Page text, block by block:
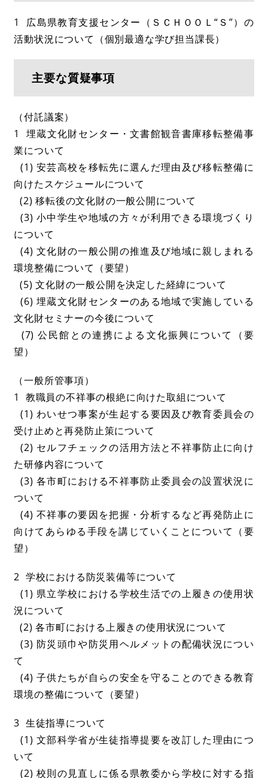
1 広島県教育支援センター（ＳＣＨＯＯＬ“Ｓ”）の
活動状況について（個別最適な学び担当課長）
主要な質疑事項
（付託議案）
1 埋蔵文化財センター・文書館観音書庫移転整備事
業について
(1) 安芸高校を移転先に選んだ理由及び移転整備に
向けたスケジュールについて
(2) 移転後の文化財の一般公開について
(3) 小中学生や地域の方々が利用できる環境づくり
について
(4) 文化財の一般公開の推進及び地域に親しまれる
環境整備について（要望）
(5) 文化財の一般公開を決定した経緯について
(6) 埋蔵文化財センターのある地域で実施している
文化財セミナーの今後について
(7) 公民館との連携による文化振興について（要
望）
（一般所管事項）
1 教職員の不祥事の根絶に向けた取組について
(1) わいせつ事案が生起する要因及び教育委員会の
受け止めと再発防止策について
(2) セルフチェックの活用方法と不祥事防止に向け
た研修内容について
(3) 各市町における不祥事防止委員会の設置状況に
ついて
(4) 不祥事の要因を把握・分析するなど再発防止に
向けてあらゆる手段を講じていくことについて（要
望）
2 学校における防災装備等について
(1) 県立学校における学校生活での上履きの使用状
況について
(2) 各市町における上履きの使用状況について
(3) 防災頭巾や防災用ヘルメットの配備状況につい
て
(4) 子供たちが自らの安全を守ることのできる教育
環境の整備について（要望）
3 生徒指導について
(1) 文部科学省が生徒指導提要を改訂した理由につ
いて
(2) 校則の見直しに係る県教委から学校に対する指